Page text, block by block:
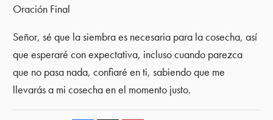
Oración Final
Señor, sé que la siembra es necesaria para la cosecha, así
que esperaré con expectativa, incluso cuando parezca
que no pasa nada, confiaré en ti, sabiendo que me
llevarás a mi cosecha en el momento justo.